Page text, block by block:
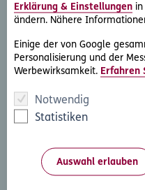
Erklärung & Einstellungen
ändern. Nähere
Einige der von Google
Personalisierung und der
Werbewirksamkeit. Erfahren
Notwendig
Statistiken
Auswahl erlauben
Sie haben ein rechtliche
beantworten